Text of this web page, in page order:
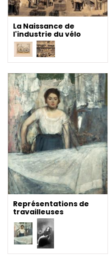
La Naissance de
l'industrie du vélo
Représentations de
travailleuses